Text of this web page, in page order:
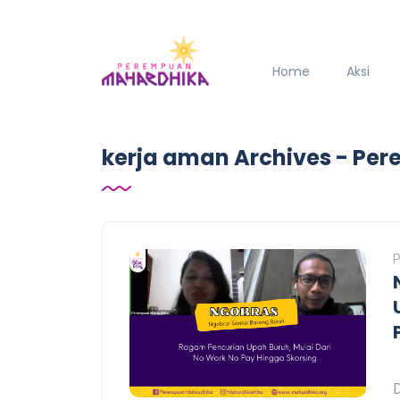
Home Aksi
kerja aman Archives -